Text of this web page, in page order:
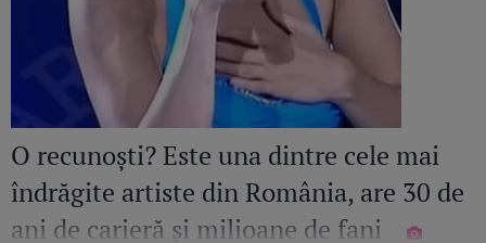
O recunoști? Este una dintre cele mai
îndrăgite artiste din România, are 30 de
ani de carieră și milioane de fani